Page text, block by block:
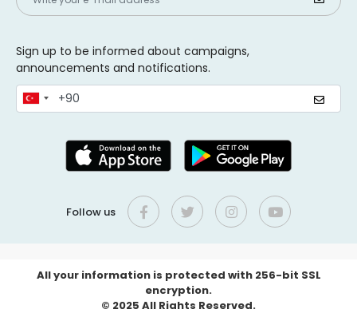
Sign up to be informed about campaigns,
announcements and notifications.
Follow us
All your information is protected with 256-bit SSL
encryption.
© 2025 All Rights Reserved.